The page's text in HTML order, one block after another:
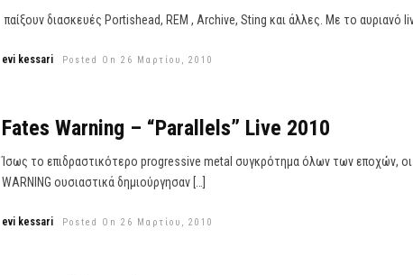
παίξουν διασκευές Portishead, REM , Archive, Sting και άλλες. Με το αυριανό
evi kessari Posted On 26 Μαρτίου, 2010
Fates Warning – “Parallels” Live 2010
Ίσως το επιδραστικότερο progressive metal συγκρότημα όλων των εποχών, οι
WARNING ουσιαστικά δημιούργησαν […]
evi kessari Posted On 26 Μαρτίου, 2010